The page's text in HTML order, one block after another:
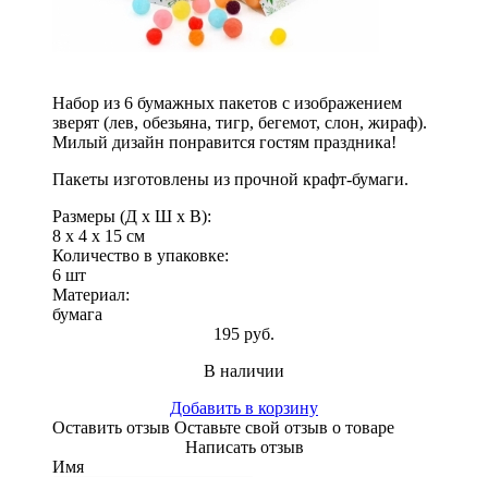
Набор из 6 бумажных пакетов с изображением
зверят (лев, обезьяна, тигр, бегемот, слон, жираф).
Милый дизайн понравится гостям праздника!
Пакеты изготовлены из прочной крафт-бумаги.
Размеры (Д x Ш x В):
8 x 4 x 15 см
Количество в упаковке:
6 шт
Материал:
бумага
195 руб.
В наличии
Добавить в корзину
Оставить отзыв Оставьте свой отзыв о товаре
Написать отзыв
Имя